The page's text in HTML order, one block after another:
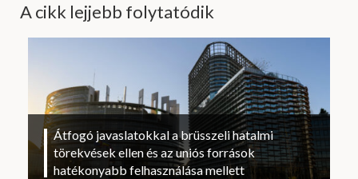
A cikk lejjebb folytatódik
Átfogó javaslatokkal a brüsszeli hatalmi
törekvések ellen és az uniós források
hatékonyabb felhasználása mellett